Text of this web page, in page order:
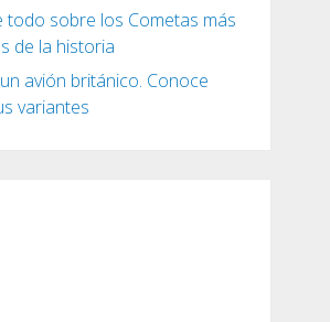
todo sobre los Cometas más
de la historia
avión británico. Conoce
variantes